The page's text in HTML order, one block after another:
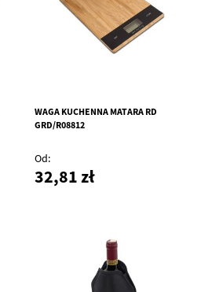
WAGA KUCHENNA MATARA RD
GRD/R08812
Od
32,81 zł